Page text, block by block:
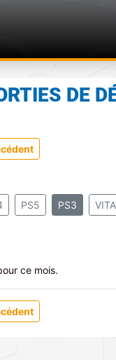
DE
PS5 PS3 VITA
ce mois.